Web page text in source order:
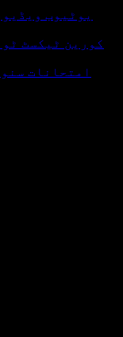
یوٹیوب
کورین ٹیکسٹ
امتحانات